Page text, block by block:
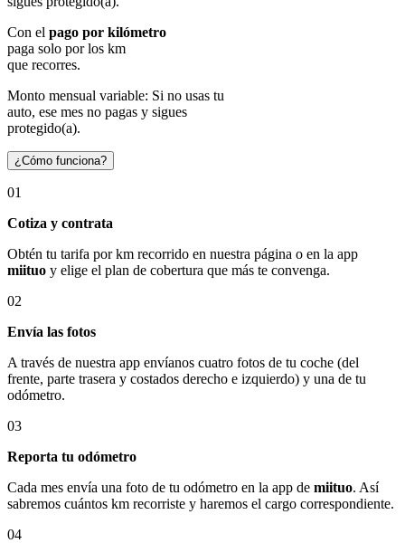
Con el pago por kilómetro
paga solo por los km
que recorres.
Monto mensual variable: Si no usas tu
auto, ese mes no pagas y sigues
protegido(a).
¿Cómo funciona?
01
Cotiza y contrata
Obtén tu tarifa por km recorrido en nuestra página o en la app
miituo y elige el plan de cobertura que más te convenga.
02
Envía las fotos
A través de nuestra app envíanos cuatro fotos de tu coche (del
frente, parte trasera y costados derecho e izquierdo) y una de tu
odómetro.
03
Reporta tu odómetro
Cada mes envía una foto de tu odómetro en la app de miituo. Así
sabremos cuántos km recorriste y haremos el cargo correspondiente.
04